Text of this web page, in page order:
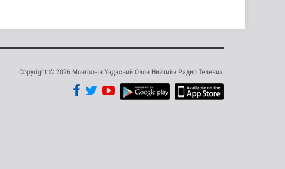
Copyright © 2026 Монголын Үндэсний Олон Нийтийн Радио Телевиз.